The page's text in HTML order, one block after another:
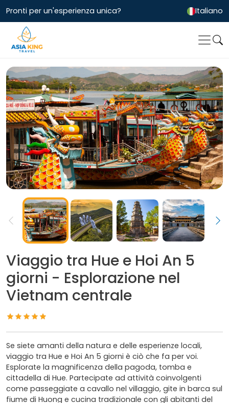
Pronti per un'esperienza unica? Italiano
Viaggio tra Hue e Hoi An 5
giorni - Esplorazione nel
Vietnam centrale
Se siete amanti della natura e delle esperienze locali,
viaggio tra Hue e Hoi An 5 giorni è ciò che fa per voi.
Esplorate la magnificenza della pagoda, tomba e
cittadella di Hue. Partecipate ad attività coinvolgenti
come passeggiate a cavallo nel villaggio, gite in barca sul
fiume di Huong e cucina tradizionale con gli abitanti del